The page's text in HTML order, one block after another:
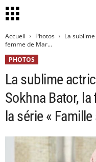
Accueil Photos
La
femme de Mar...
PHOTOS
La sublime
Sokhna Bator,
la série «